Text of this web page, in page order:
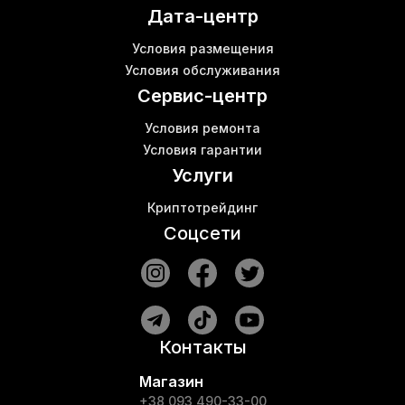
Asic bitmain antminer s17 pro
Прошивка пик контроллеров
Дата-центр
Условия размещения
Условия обслуживания
Сервис-центр
Условия ремонта
Условия гарантии
Услуги
Криптотрейдинг
Соцсети
Контакты
Магазин
+38 093 490-33-00